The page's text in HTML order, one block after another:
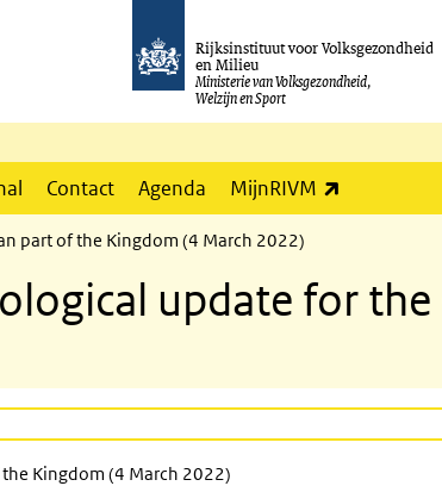
Rijksinstituut voor Volksgezondheid
en Milieu
Ministerie van Volksgezondheid,
Welzijn en Sport
Contact Agenda MijnRIVM
part of the Kingdom (4 March 2022)
update for
Kingdom (4 March 2022)